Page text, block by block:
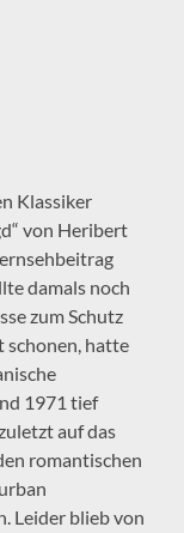
Klassiker
von Heribert
damals noch
zum Schutz
schonen, hatte
1971 tief
auf das
romantischen
Leider blieb von